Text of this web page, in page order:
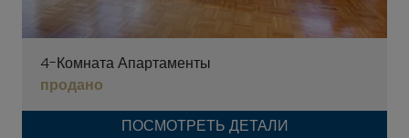
4-Комната Апартаменты
продано
ПОСМОТРЕТЬ ДЕТАЛИ